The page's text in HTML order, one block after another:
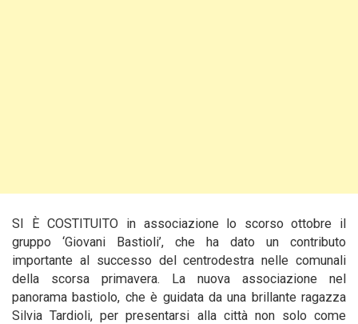
SI È COSTITUITO in associazione lo scorso ottobre il
gruppo ‘Giovani Bastioli’, che ha dato un contributo
importante al successo del centrodestra nelle comunali
della scorsa primavera. La nuova associazione nel
panorama bastiolo, che è guidata da una brillante ragazza
Silvia Tardioli, per presentarsi alla città non solo come